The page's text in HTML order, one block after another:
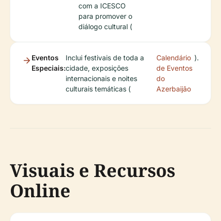
com a ICESCO
para promover o
diálogo cultural (
Eventos
Especiais:
Inclui festivais de toda a
cidade, exposições
internacionais e noites
culturais temáticas (
Calendário
de Eventos
do
Azerbaijão
).
Visuais e Recursos
Online